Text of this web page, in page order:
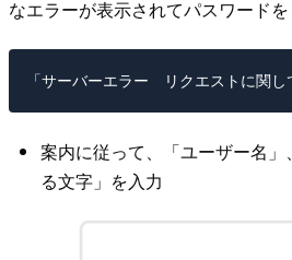
なエラーが表示されてパスワードを
案内に従って、「ユーザー名
る文字」を入力